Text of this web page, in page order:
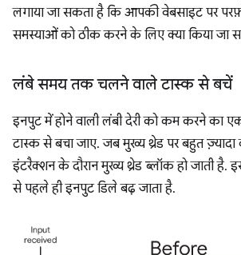
लगाया जा सकता है कि आपकी वेबसाइट पर
समस्याओं को ठीक करने के लिए क्या किया जा
लंबे समय तक चलने वाले टास्क से बचें
इनपुट में होने वाली लंबी देरी को कम करने का
टास्क से बचा जाए. जब मुख्य थ्रेड पर बहुत ज़्यादा
इंटरैक्शन के दौरान मुख्य थ्रेड ब्लॉक हो जाती है.
से पहले ही इनपुट डिले बढ़ जाता है.